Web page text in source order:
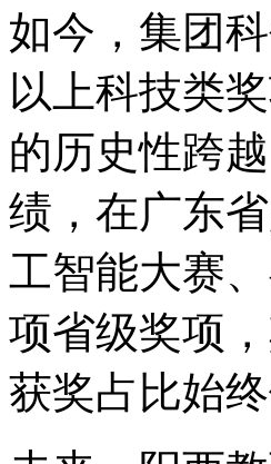
如今，集团
以上科技类
的历史性跨
绩，在广东
工智能大赛
项省级奖项
获奖占比始终